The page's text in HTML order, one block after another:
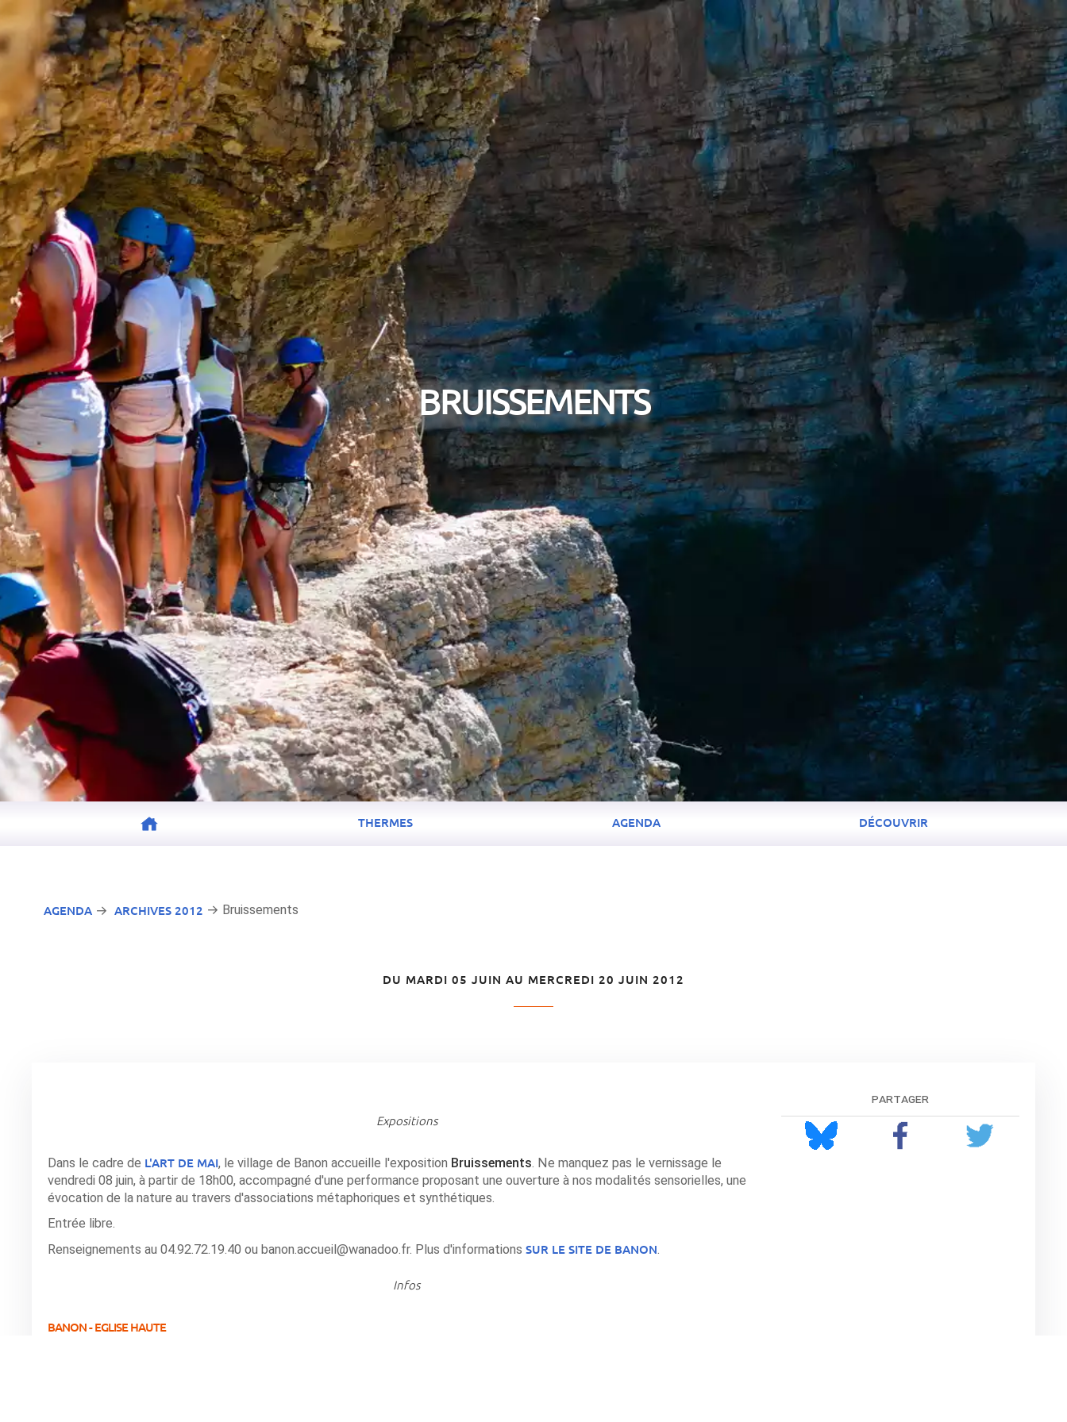
BRUISSEMENTS
THERMES AGENDA DÉCOUVRIR
AGENDA → ARCHIVES 2012 → Bruissements
DU MARDI 05 JUIN AU MERCREDI 20 JUIN 2012
Expositions
Dans le cadre de L'ART DE MAI, le village de Banon accueille l'exposition Bruissements . Ne manquez pas le vernissage le
vendredi 08 juin, à partir de 18h00, accompagné d'une performance proposant une ouverture à nos modalités sensorielles, une
évocation de la nature au travers d'associations métaphoriques et synthétiques.
Entrée libre.
Renseignements au 04.92.72.19.40 ou banon.accueil@wanadoo.fr. Plus d'informations SUR LE SITE DE BANON
Infos
BANON - EGLISE HAUTE
partager